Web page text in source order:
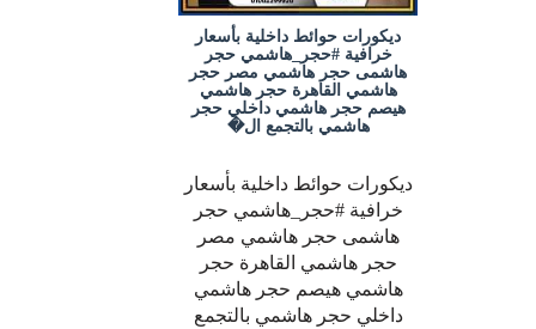
ديكورات حوائط داخلية بأسعار
خرافية #حجر_هاشمي حجر
هاشمى حجر هاشمي مصر حجر
هاشمي القاهرة حجر هاشمي
هيصم حجر هاشمي داخلي حجر
هاشمي بالتجمع ال�
ديكورات حوائط داخلية بأسعار
خرافية #حجر_هاشمي حجر
هاشمى حجر هاشمي مصر
حجر هاشمي القاهرة حجر
هاشمي هيصم حجر هاشمي
داخلي حجر هاشمي بالتجمع